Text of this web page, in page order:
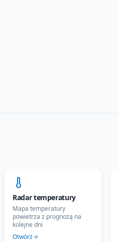
Radar temperatury
Mapa temperatury
powietrza z prognozą na
kolejne dni
Otwórz